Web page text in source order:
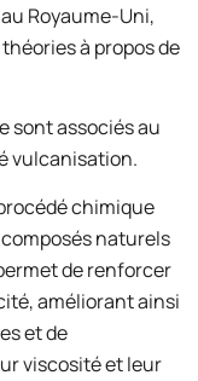
Royaume-Uni,
à propos de
sont associés au
vulcanisation.
chimique
naturels
de renforcer
améliorant ainsi
et de
viscosité et leur